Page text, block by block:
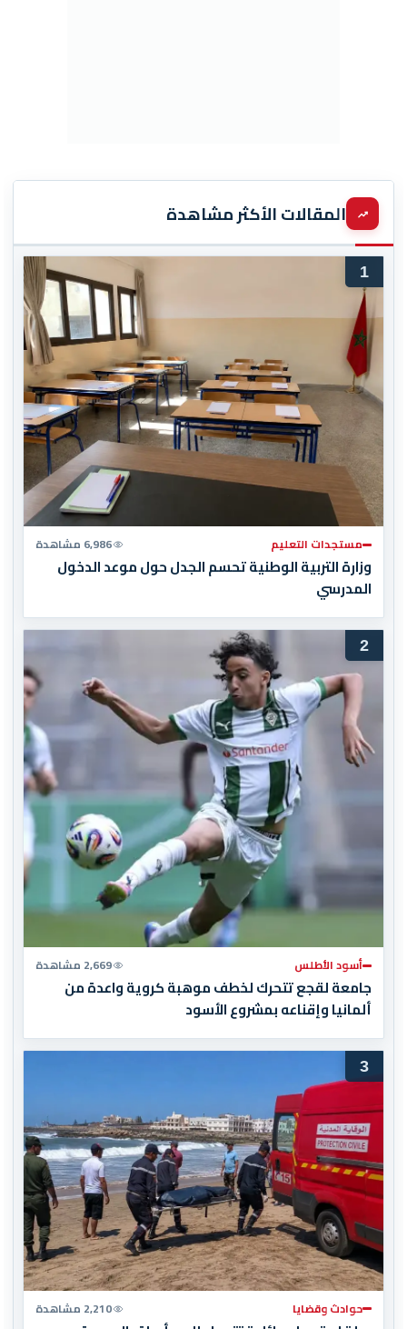
المقالات الأكثر مشاهدة
1
مستجدات التعليم 6,986 مشاهدة
وزارة التربية الوطنية تحسم الجدل حول موعد الدخول
المدرسي
2
أسود الأطلس 2,669 مشاهدة
جامعة لقجع تتحرك لخطف موهبة كروية واعدة من
ألمانيا وإقناعه بمشروع الأسود
3
حوادث وقضايا 2,210 مشاهدة